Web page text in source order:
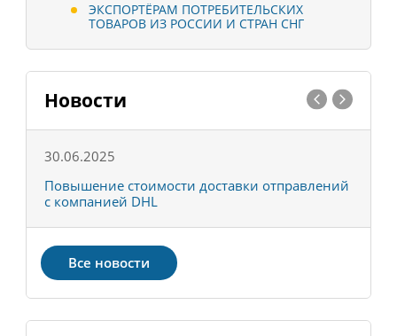
ЭКСПОРТЁРАМ ПОТРЕБИТЕЛЬСКИХ
ТОВАРОВ ИЗ РОССИИ И СТРАН СНГ
Новости
30.06.2025
Повышение стоимости доставки отправлений
с компанией DHL
Все новости